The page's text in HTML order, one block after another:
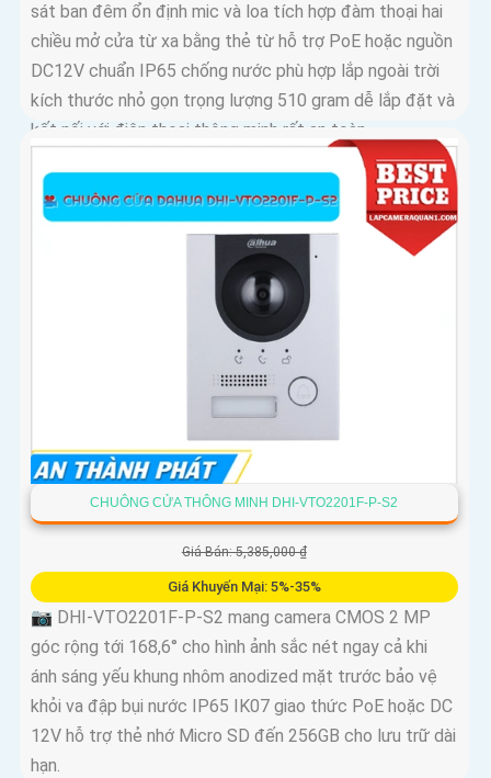
sát ban đêm ổn định mic và loa tích hợp đàm thoại hai
chiều mở cửa từ xa bằng thẻ từ hỗ trợ PoE hoặc nguồn
DC12V chuẩn IP65 chống nước phù hợp lắp ngoài trời
kích thước nhỏ gọn trọng lượng 510 gram dễ lắp đặt và
kết nối với điện thoại thông minh rất an toàn
CHUÔNG CỬA THÔNG MINH DHI-VTO2201F-P-S2
Giá Bán: 5,385,000 ₫
Giá Khuyến Mại: 5%-35%
📷 DHI-VTO2201F-P-S2 mang camera CMOS 2 MP
góc rộng tới 168,6° cho hình ảnh sắc nét ngay cả khi
ánh sáng yếu khung nhôm anodized mặt trước bảo vệ
khỏi va đập bụi nước IP65 IK07 giao thức PoE hoặc DC
12V hỗ trợ thẻ nhớ Micro SD đến 256GB cho lưu trữ dài
hạn.